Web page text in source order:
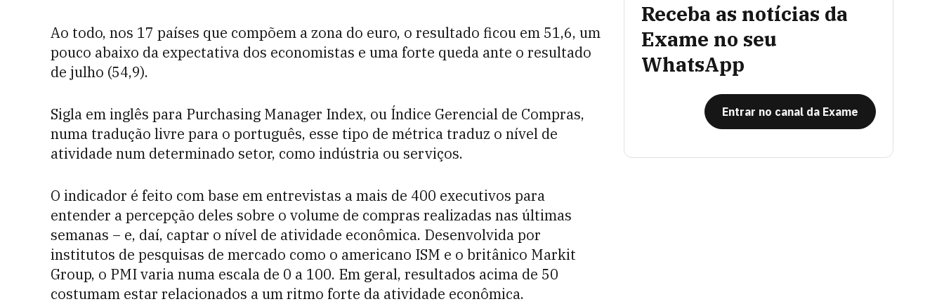
Ao todo, nos 17 países que compõem a zona do euro, o resultado ficou em 51,6, um
pouco abaixo da expectativa dos economistas e uma forte queda ante o resultado
de julho (54,9).
Sigla em inglês para Purchasing Manager Index, ou Índice Gerencial de Compras,
numa tradução livre para o português, esse tipo de métrica traduz o nível de
atividade num determinado setor, como indústria ou serviços.
O indicador é feito com base em entrevistas a mais de 400 executivos para
entender a percepção deles sobre o volume de compras realizadas nas últimas
semanas – e, daí, captar o nível de atividade econômica. Desenvolvida por
institutos de pesquisas de mercado como o americano ISM e o britânico Markit
Group, o PMI varia numa escala de 0 a 100. Em geral, resultados acima de 50
costumam estar relacionados a um ritmo forte da atividade econômica.
Receba as notícias da
Exame no seu
WhatsApp
Entrar no canal da Exame